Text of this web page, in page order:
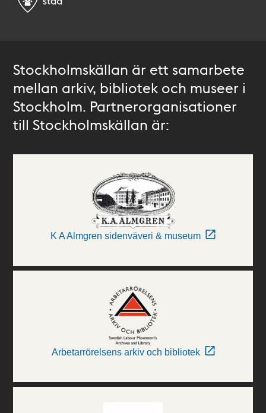
Stockholmskällan är ett samarbete
mellan arkiv, bibliotek och museer i
Stockholm. Partnerorganisationer
till Stockholmskällan är:
K A Almgren sidenväveri & museum
Arbetarrörelsens arkiv och bibliotek